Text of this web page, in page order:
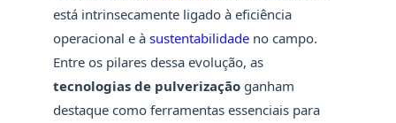
está intrinsecamente ligado à eficiência
operacional e à sustentabilidade no campo.
Entre os pilares dessa evolução, as
tecnologias de pulverização ganham
destaque como ferramentas essenciais para